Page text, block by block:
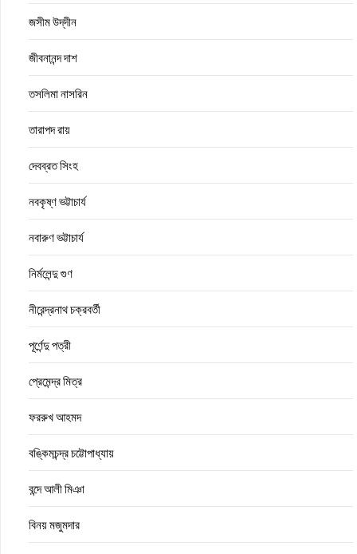
জসীম উদ্‌দীন
জীবনানন্দ দাশ
তসলিমা নাসরিন
তারাপদ রায়
দেবব্রত সিংহ
নবকৃষ্ণ ভট্টাচার্য
নবারুণ ভট্টাচার্য
নির্মলেন্দু গুণ
নীরেন্দ্রনাথ চক্রবর্তী
পূর্ণেন্দু পত্রী
প্রেমেন্দ্র মিত্র
ফররুখ আহমদ
বঙ্কিমচন্দ্র চট্টোপাধ্যায়
বন্দে আলী মিঞা
বিনয় মজুমদার